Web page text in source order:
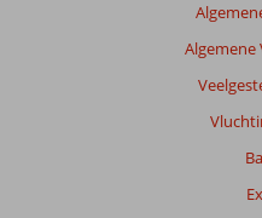
Algemene